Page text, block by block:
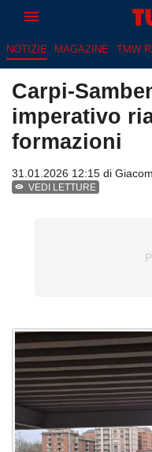
NOTIZIE MAGAZINE TMW
Carpi-
imperativo
formazioni
31.01.2026 12:15 di
VEDI LETTURE